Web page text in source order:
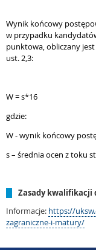
Wynik końcowy
w przypadku
punktowa, obliczany
ust. 2,3:
W = s*16
gdzie:
W - wynik końcowy
s – średnia ocen z toku
Zasady kwalifikacji
Informacje: https://
zagraniczne-i-matury/